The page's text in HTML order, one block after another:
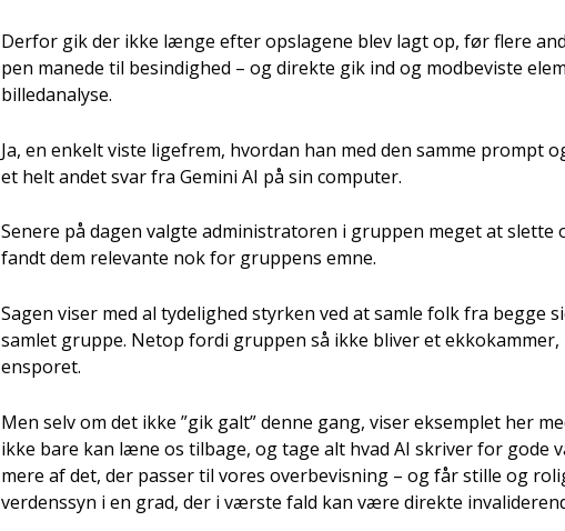
Der­for gik der ikke læn­ge efter opsla­ge­ne blev lagt op, før fle­re
pen mane­de til besin­dig­hed – og direk­te gik ind og mod­be­vi­ste
bil­le­d­a­na­ly­se.
Ja, en enkelt viste lige­frem, hvor­dan han med den sam­me prompt
et helt andet svar fra Gemi­ni AI på sin com­pu­ter.
Sene­re på dagen valg­te admi­ni­stra­to­ren i grup­pen meget at slet­te
fandt dem rele­van­te nok for grup­pens emne.
Sagen viser med al tyde­lig­hed styr­ken ved at sam­le folk fra beg­ge
sam­let grup­pe. Net­op for­di grup­pen så ikke bli­ver et
enspo­ret.
Men selv om det ikke ”gik galt” den­ne gang, viser eksemp­let her
ikke bare kan læne os til­ba­ge, og tage alt hvad AI skri­ver for gode
mere af det, der pas­ser til vores over­be­vis­ning – og får stil­le og
ver­dens­syn i en grad, der i vær­ste fald kan være direk­te